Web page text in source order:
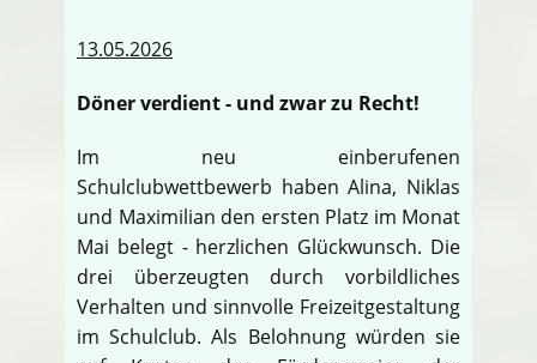
13.05.2026
Döner verdient - und zwar zu Recht!
Im neu einberufenen
Schulclubwettbewerb haben Alina, Niklas
und Maximilian den ersten Platz im Monat
Mai belegt - herzlichen Glückwunsch. Die
drei überzeugten durch vorbildliches
Verhalten und sinnvolle Freizeitgestaltung
im Schulclub. Als Belohnung würden sie